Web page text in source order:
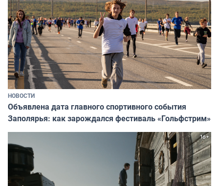
НОВОСТИ
Объявлена дата главного спортивного события
Заполярья: как зарождался фестиваль «Гольфстрим»